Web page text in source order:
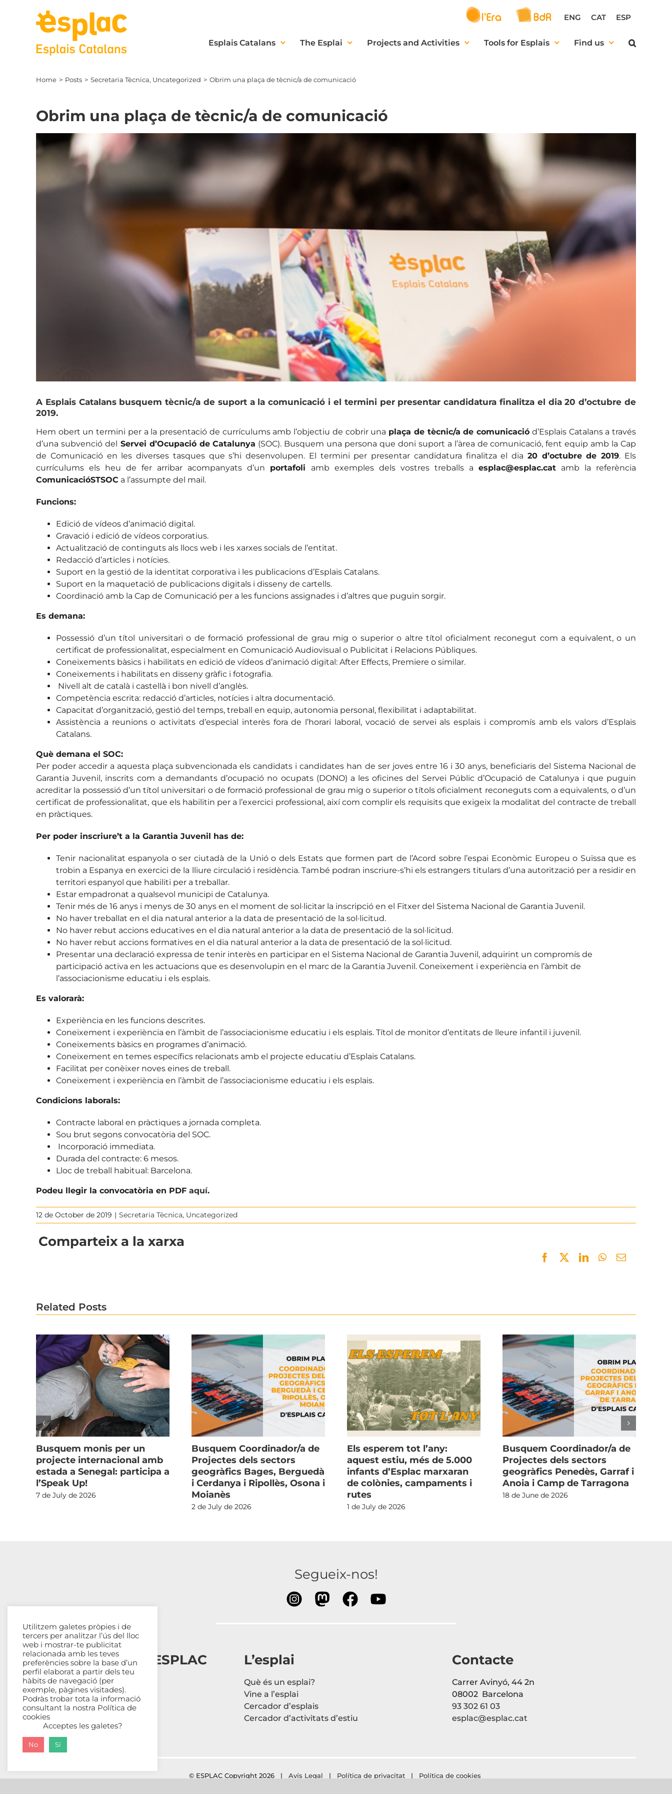
ENG CAT ESP
Esplais Catalans The Esplai Projects and Activities Tools for Esplais Find us
Home Posts Secretaria Tècnica Uncategorized Obrim una plaça de tècnic/a de comunicació
Obrim una plaça de tècnic/a de comunicació
View
Larger
A Esplais Catalans busquem tècnic/a de suport a la comunicació i el termini per presentar candidatura finalitza el dia20 d’octubre de
2019.
Hem obert un termini per a la presentació de currículums amb l’objectiu de cobrir una plaça de tècnic/a de comunicació d’Esplais Catalans a través
d’una subvenció del Servei d’Ocupació de Catalunya (SOC). Busquem una persona que doni suport a l’àrea de comunicació, fent equip amb la Cap
de Comunicació en les diverses tasques que s’hi desenvolupen. El termini per presentar candidatura finalitza el dia 20 d’octubre de 2019. Els
currículums els heu de fer arribar acompanyats d’un portafoli amb exemples dels vostres treballs a esplac@esplac.cat amb la referència
ComunicacióSTSOC a l’assumpte del mail.
Funcions:
Edició de vídeos d’animació digital.
Gravació i edició de vídeos corporatius.
Actualització de continguts als llocs web i les xarxes socials de l’entitat.
Redacció d’articles i notícies.
Suport en la gestió de la identitat corporativa i les publicacions d’Esplais Catalans.
Suport en la maquetació de publicacions digitals i disseny de cartells.
Coordinació amb la Cap de Comunicació per a les funcions assignades i d’altres que puguin sorgir.
Es demana:
Possessió d’un títol universitari o de formació professional de grau mig o superior o altre títol oficialment reconegut com a equivalent, o un
certificat de professionalitat, especialment en Comunicació Audiovisual o Publicitat i Relacions Públiques.
Coneixements bàsics i habilitats en edició de vídeos d’animació digital: After Effects, Premiere o similar.
Coneixements i habilitats en disseny gràfic i fotografia.
Nivell alt de català i castellà i bon nivell d’anglès.
Competència escrita: redacció d’articles, notícies i altra documentació.
Capacitat d’organització, gestió del temps, treball en equip, autonomia personal, flexibilitat i adaptabilitat.
Assistència a reunions o activitats d’especial interès fora de l’horari laboral, vocació de servei als esplais i compromís amb els valors d’Esplais
Catalans.
Què demana el SOC:
Per poder accedir a aquesta plaça subvencionada els candidats i candidates han de ser joves entre 16 i 30 anys, beneficiaris del Sistema Nacional de
Garantia Juvenil, inscrits com a demandants d’ocupació no ocupats (DONO) a les oficines del Servei Públic d’Ocupació de Catalunya i que puguin
acreditar la possessió d’un títol universitari o de formació professional de grau mig o superior o títols oficialment reconeguts com a equivalents, o d’un
certificat de professionalitat, que els habilitin per a l’exercici professional, així com complir els requisits que exigeix la modalitat del contracte de treball
en pràctiques.
Per poder inscriure’t a la Garantia Juvenil has de:
Tenir nacionalitat espanyola o ser ciutadà de la Unió o dels Estats que formen part de l’Acord sobre l’espai Econòmic Europeu o Suïssa que es
trobin a Espanya en exercici de la lliure circulació i residència. També podran inscriure-s’hi els estrangers titulars d’una autorització per a residir en
territori espanyol que habiliti per a treballar.
Estar empadronat a qualsevol municipi de Catalunya.
Tenir més de 16 anys i menys de 30 anys en el moment de sol·licitar la inscripció en el Fitxer del Sistema Nacional de Garantia Juvenil.
No haver treballat en el dia natural anterior a la data de presentació de la sol·licitud.
No haver rebut accions educatives en el dia natural anterior a la data de presentació de la sol·licitud.
No haver rebut accions formatives en el dia natural anterior a la data de presentació de la sol·licitud.
Presentar una declaració expressa de tenir interès en participar en el Sistema Nacional de Garantia Juvenil, adquirint un compromís de
participació activa en les actuacions que es desenvolupin en el marc de la Garantia Juvenil. Coneixement i experiència en l’àmbit de
l’associacionisme educatiu i els esplais.
Es valorarà:
Experiència en les funcions descrites.
Coneixement i experiència en l’àmbit de l’associacionisme educatiu i els esplais. Títol de monitor d’entitats de lleure infantil i juvenil.
Coneixements bàsics en programes d’animació.
Coneixement en temes específics relacionats amb el projecte educatiu d’Esplais Catalans.
Facilitat per conèixer noves eines de treball.
Coneixement i experiència en l’àmbit de l’associacionisme educatiu i els esplais.
Condicions laborals:
Contracte laboral en pràctiques a jornada completa.
Sou brut segons convocatòria del SOC.
Incorporació immediata.
Durada del contracte: 6 mesos.
Lloc de treball habitual: Barcelona.
Podeu llegir la convocatòria en PDF aquí.
12 de October de 2019 | Secretaria Tècnica, Uncategorized
Comparteix a la xarxa
Facebook
TwitterLinkedInWhatsApp
Email
Related Posts
Busquem monis per un
projecte internacional amb
estada a Senegal: participa a
l’Speak Up!
7 de July de 2026
Busquem Coordinador/a de
Projectes dels sectors
geogràfics Bages, Berguedà
i Cerdanya i Ripollès, Osona i
Moianès
2 de July de 2026
Els esperem tot l’any:
aquest estiu, més de 5.000
infants d’Esplac marxaran
de colònies, campaments i
rutes
1 de July de 2026
Busquem Coordinador/a de
Projectes dels sectors
geogràfics Penedès, Garraf i
Anoia i Camp de Tarragona
18 de June de 2026
Segueix-nos!
Esplais Catalans, ESPLAC
Qui som
Com ens organitzem
Transparència
Fes-te sòcia
L’esplai
Què és un esplai?
Vine a l’esplai
Cercador d’esplais
Cercador d’activitats d’estiu
Contacte
Carrer Avinyó, 44 2n
08002 Barcelona
93 302 61 03
esplac@esplac.cat
© ESPLAC Copyright 2026 | Avís Legal | Política de privacitat | Política de cookies
Utilitzem galetes pròpies i de
tercers per analitzar l’ús del lloc
web i mostrar-te publicitat
relacionada amb les teves
preferències sobre la base d’un
perfil elaborat a partir dels teu
hàbits de navegació (per
exemple, pàgines visitades).
Podràs trobar tota la informació
consultant la nostra Política de
cookies
Acceptes les galetes?
No Sí